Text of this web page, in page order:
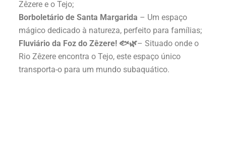
Zêzere e o Tejo;
Borboletário de Santa Margarida – Um espaço
mágico dedicado à natureza, perfeito para famílias;
Fluviário da Foz do Zêzere! 🐟🌿– Situado onde o
Rio Zêzere encontra o Tejo, este espaço único
transporta-o para um mundo subaquático.